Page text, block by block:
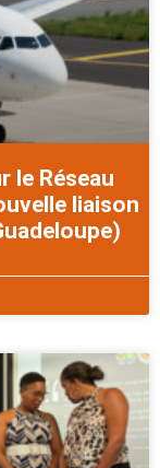
le Réseau
liaison